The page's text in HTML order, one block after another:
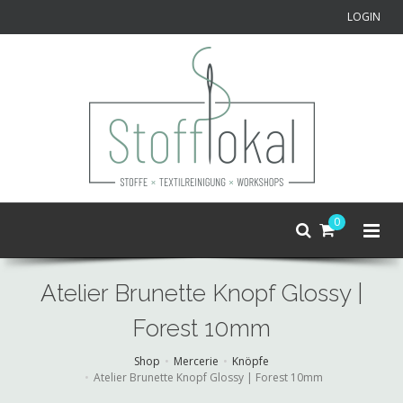
LOGIN
0
Atelier Brunette Knopf Glossy |
Forest 10mm
Shop Mercerie
Knöpfe
Atelier Brunette Knopf Glossy | Forest 10mm